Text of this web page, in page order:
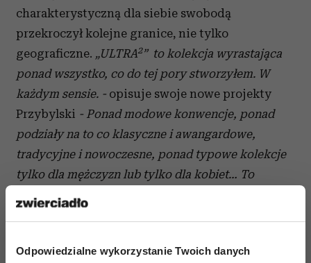
Odpowiedzialne wykorzystanie Twoich danych
charakterystyczną dla siebie swobodą
przekroczył kolejne granice, nie tylko
geograficzne. „ULTRA2” to kolekcja wyrastająca
ponad wszystko, co do tej pory stworzyłem. W
każdym sensie. - opisuje swoje nowe projekty
Przybylski - Ponad modowe konwencje, ponad
podziały na to co klasyczne i awangardowe,
tradycyjne i nowoczesne, ponad typowe kolekcje
tylko dla mężczyzn lub tylko dla kobiet… To
kolekcja, która - mam nadzieję - ukaże harmonię
kolorystycznych – szarościach i czerniach z